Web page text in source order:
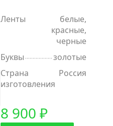
Ленты
белые,
красные,
черные
Буквы
золотые
Страна
изготовления
Россия
8 900 ₽